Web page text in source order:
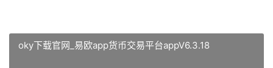
oky下载官网_易欧app货币交易平台appV6.3.18